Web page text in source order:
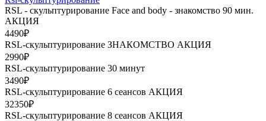
RSL - скульптурирование Face and body - знакомство 90 мин.
АКЦИЯ
4490₽
RSL-скульптурирование ЗНАКОМСТВО АКЦИЯ
2990₽
RSL-скульптурирование 30 минут
3490₽
RSL-скульптурирование 6 сеансов АКЦИЯ
32350₽
RSL-скульптурирование 8 сеансов АКЦИЯ